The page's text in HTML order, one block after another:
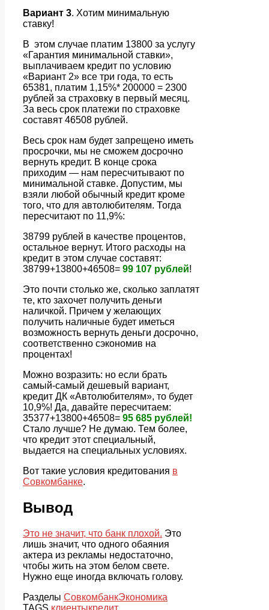
Вариант 3. Хотим минимальную
ставку!
В этом случае платим 13800 за услугу
«Гарантия минимальной ставки»,
выплачиваем кредит по условию
«Вариант 2» все три года, то есть
65381, платим 1,15%* 200000 = 2300
рублей за страховку в первый месяц.
За весь срок платежи по страховке
составят 46508 рублей.
Весь срок нам будет запрещено иметь
просрочки, мы не сможем досрочно
вернуть кредит. В конце срока
приходим — нам пересчитывают по
минимальной ставке. Допустим, мы
взяли любой обычный кредит кроме
того, что для автолюбителям. Тогда
пересчитают по 11,9%:
38799 рублей в качестве процентов,
остальное вернут. Итого расходы на
кредит в этом случае составят:
38799+13800+46508= 99 107 рублей!
Это почти столько же, сколько заплатят
те, кто захочет получить деньги
наличкой. Причем у желающих
получить наличные будет иметься
возможность вернуть деньги досрочно,
соответственно сэкономив на
процентах!
Можно возразить: но если брать
самый-самый дешевый вариант,
кредит ДК «Автолюбителям», то будет
10,9%! Да, давайте пересчитаем:
35377+13800+46508= 95 685 рублей!
Стало лучше? Не думаю. Тем более,
что кредит этот специальный,
выдается на специальных условиях.
Вот такие условия кредитования в
Совкомбанке.
Вывод
Это не значит, что банк плохой. Это
лишь значит, что одного обаяния
актера из рекламы недостаточно,
чтобы жить на этом белом свете.
Нужно еще иногда включать голову.
Разделы СовкомбанкЭкономика